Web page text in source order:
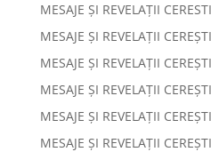
MESAJE ȘI REVELAȚII
MESAJE ȘI REVELAȚII
MESAJE ȘI REVELAȚII
MESAJE ȘI REVELAȚII
MESAJE ȘI REVELAȚII
MESAJE ȘI REVELAȚII